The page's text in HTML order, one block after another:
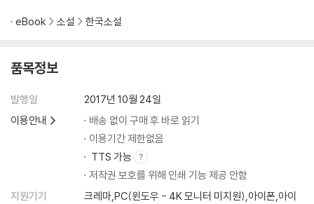
인과 UFO라는 대중적인 환상을 파고든다. 종교에서는 신이라 부르고, 과
이다. 2권과 3권은 연내에 순차적으로 출간될 예정이다. 이 작품은 작가 스
알려진 이야기는 새롭고 낯설게 다가올 것이고, 독자들은 사실과 환상이
기묘하게 뒤엉킨 세계를 체험할 것이다. 소설을 출간하기도 전에 영화 및
드라마 제작 논의가 나온 이 소설은 20년 전 『퇴마록』의 신화를 기억하는
독자들에게 ‘스토리의 귀환’을 알리는 서막이나 다름없다.
eBook 소설 한국소설
품목정보
발행일
2017년 10월 24일
이용안내
배송 없이 구매 후 바로 읽기
이용기간 제한없음
TTS 가능
저작권 보호를 위해 인쇄 기능 제공 안함
지원기기
크레마,PC(윈도우 - 4K 모니터 미지원),아이폰,아이